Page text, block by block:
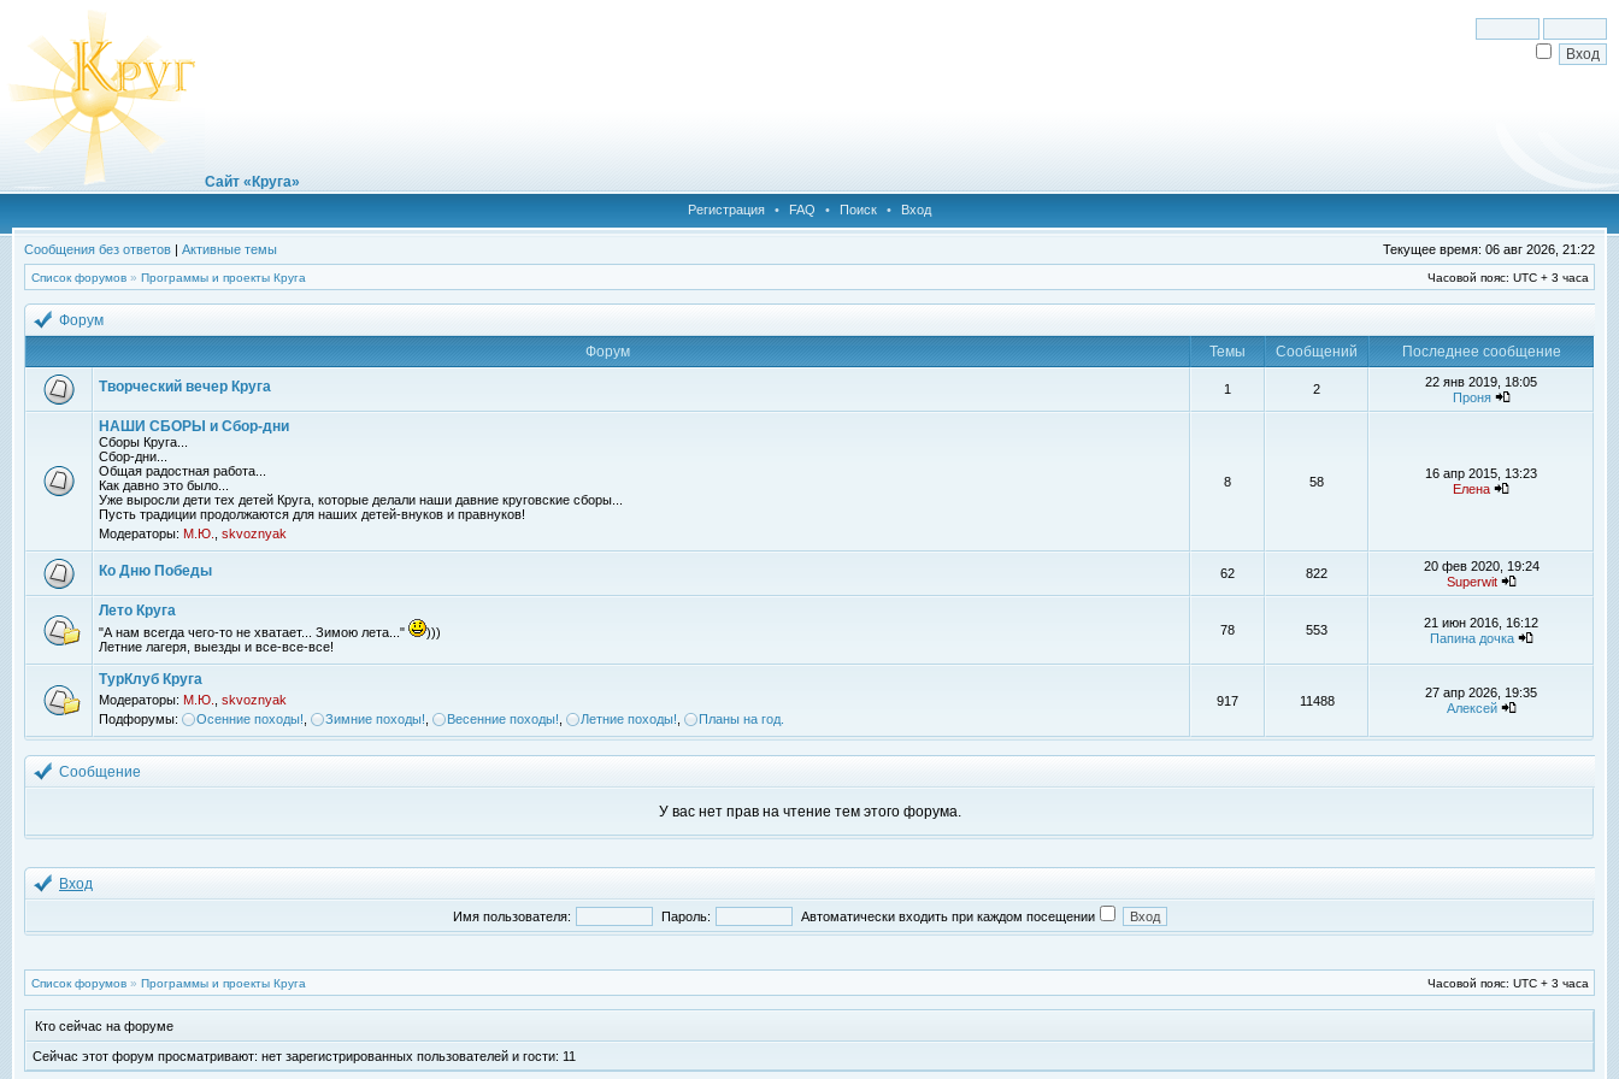
Сайт «Круга»
Регистрация • FAQ • Поиск • Вход
Сообщения без ответов | Активные темы Текущее время: 06 авг 2026, 21:22
Список форумов » Программы и проекты Круга Часовой пояс: UTC + 3 часа
Форум
Форум
Темы Сообщений Последнее сообщение
Творческий вечер Круга 1 2
22 янв 2019, 18:05
Проня
НАШИ СБОРЫ и Сбор-дни
Сборы Круга...
Сбор-дни...
Общая радостная работа...
Как давно это было...
Уже выросли дети тех детей Круга, которые делали наши давние круговские сборы...
Пусть традиции продолжаются для наших детей-внуков и правнуков!
Модераторы: М.Ю. skvoznyak
8 58
16 апр 2015, 13:23
Елена
Ко Дню Победы 62 822
20 фев 2020, 19:24
Superwit
Лето Круга
"А нам всегда чего-то не хватает... Зимою лета..."
)))
Летние лагеря, выезды и все-все-все!
78 553
21 июн 2016, 16:12
Папина дочка
ТурКлуб Круга
Модераторы: М.Ю.
skvoznyak
Подфорумы:
Осенние походы! Зимние походы! Весенние походы! Летние походы! Планы на год.
917 11488
27 апр 2026, 19:35
Алексей
Сообщение
У вас нет прав на чтение тем этого форума.
Вход
Имя пользователя: Пароль: Автоматически входить при каждом посещении
Список форумов » Программы и проекты Круга Часовой пояс: UTC + 3 часа
Кто сейчас на форуме
Сейчас этот форум просматривают: нет зарегистрированных пользователей и гости: 11